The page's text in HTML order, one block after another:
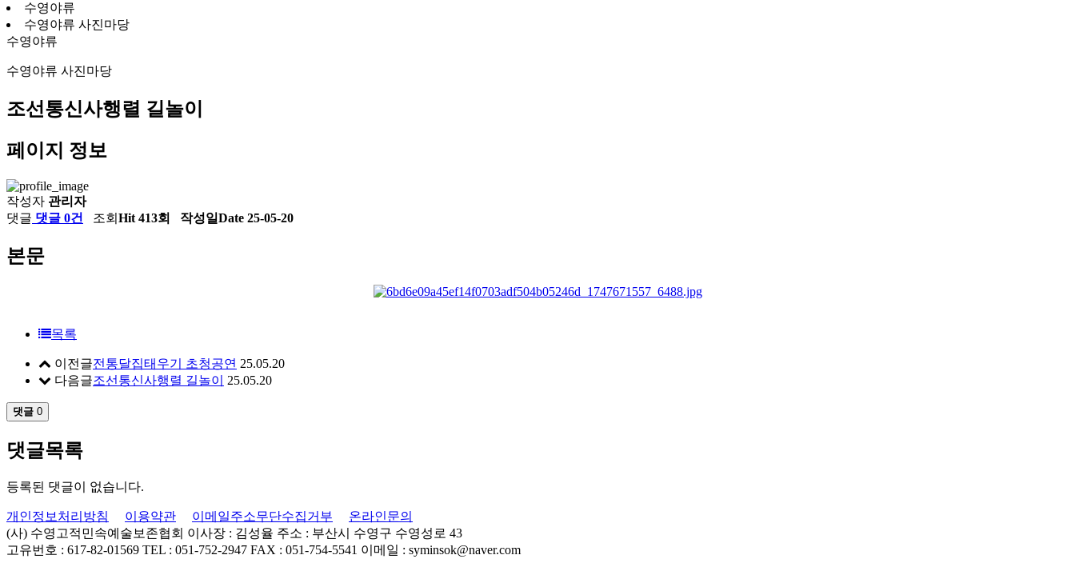
수영야류
수영야류 사진마당
수영야류
수영야류 사진마당
조선통신사행렬 길놀이
페이지 정보
작성자 관리자
댓글 댓글 0건 조회 Hit 413회 작성일Date 25-05-20
본문
목록
이전글전통달집태우기 초청공연 25.05.20
다음글조선통신사행렬 길놀이 25.05.20
댓글 0
댓글목록
등록된 댓글이 없습니다.
개인정보처리방침 이용약관 이메일주소무단수집거부
온라인문의
(사) 수영고적민속예술보존협회 이사장 : 김성율 주소 : 부산시 수영구 수영성로 43
고유번호 : 617-82-01569 TEL : 051-752-2947 FAX : 051-754-5541 이메일 : syminsok@naver.com